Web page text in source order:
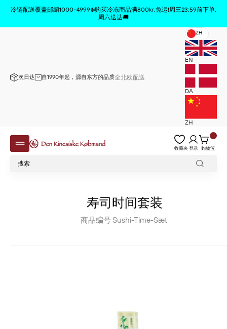
冷链配送覆盖邮编1000–4999❄️购买冷冻商品满800kr.免运!周三23:59前下单,
周六送达🚚
次日达 自1990年起，源自东方的品质全北欧配送
ZH
EN
DA
ZH
收藏夹登录 购物篮
寿司时间套装
商品编号Sushi-Time-Sæt
商品已从购物车中删除 x